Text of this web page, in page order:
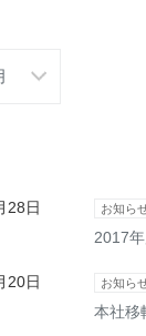
28日 お知ら
2017
20日 お知ら
本社移